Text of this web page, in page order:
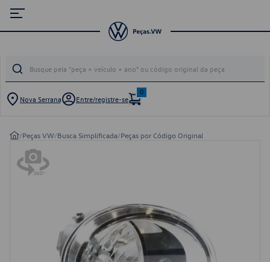
Nova Serrana Entre/registre-se
0
/Peças VW/Busca Simplificada/Peças por Código Original